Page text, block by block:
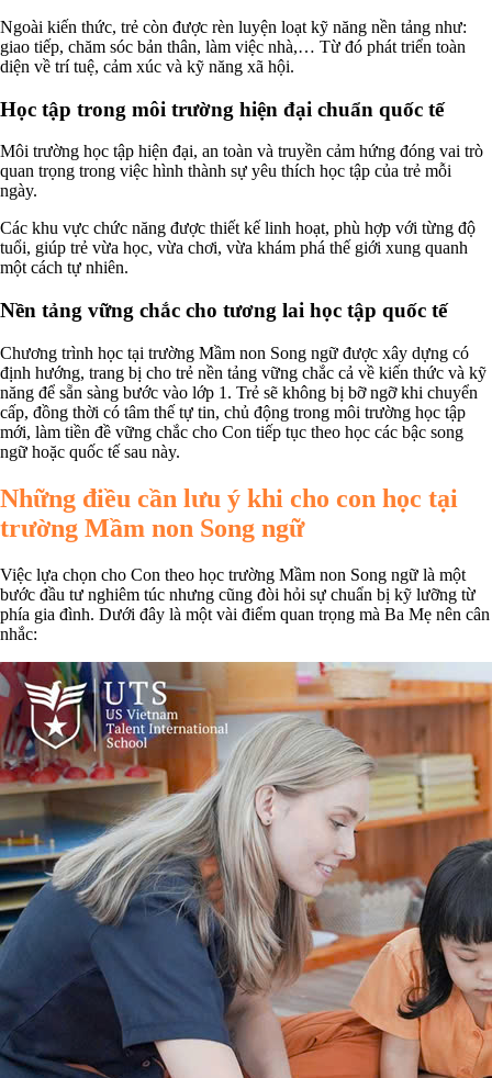
Ngoài kiến thức, trẻ còn được rèn luyện loạt kỹ năng nền tảng như:
giao tiếp, chăm sóc bản thân, làm việc nhà,… Từ đó phát triển toàn
diện về trí tuệ, cảm xúc và kỹ năng xã hội.
Học tập trong môi trường hiện đại chuẩn quốc tế
Môi trường học tập hiện đại, an toàn và truyền cảm hứng đóng vai trò
quan trọng trong việc hình thành sự yêu thích học tập của trẻ mỗi
ngày.
Các khu vực chức năng được thiết kế linh hoạt, phù hợp với từng độ
tuổi, giúp trẻ vừa học, vừa chơi, vừa khám phá thế giới xung quanh
một cách tự nhiên.
Nền tảng vững chắc cho tương lai học tập quốc tế
Chương trình học tại trường Mầm non Song ngữ được xây dựng có
định hướng, trang bị cho trẻ nền tảng vững chắc cả về kiến thức và kỹ
năng để sẵn sàng bước vào lớp 1. Trẻ sẽ không bị bỡ ngỡ khi chuyển
cấp, đồng thời có tâm thế tự tin, chủ động trong môi trường học tập
mới, làm tiền đề vững chắc cho Con tiếp tục theo học các bậc song
ngữ hoặc quốc tế sau này.
Những điều cần lưu ý khi cho con học tại
trường Mầm non Song ngữ
Việc lựa chọn cho Con theo học trường Mầm non Song ngữ là một
bước đầu tư nghiêm túc nhưng cũng đòi hỏi sự chuẩn bị kỹ lưỡng từ
phía gia đình. Dưới đây là một vài điểm quan trọng mà Ba Mẹ nên cân
nhắc: